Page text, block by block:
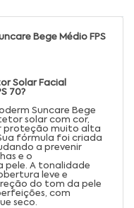
Bege Médio FPS
Solar Facial
70?
Suncare Bege
solar com cor,
proteção muito alta
fórmula foi criada
a prevenir
e o
pele. A tonalidade
leve e
do tom da pele
com
seco.